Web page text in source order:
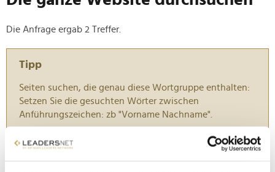
Die Anfrage ergab 2 Treffer.
Tipp
Seiten suchen, die genau diese Wortgruppe enthalten:
Setzen Sie die gesuchten Wörter zwischen
Anführungszeichen: zb "Vorname Nachname".